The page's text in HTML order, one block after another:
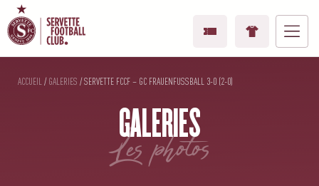
ACCUEIL /GALERIES /SERVETTE FCCF – GC FRAUENFUSSBALL 3-0 (2-0)
GALERIES
les photos